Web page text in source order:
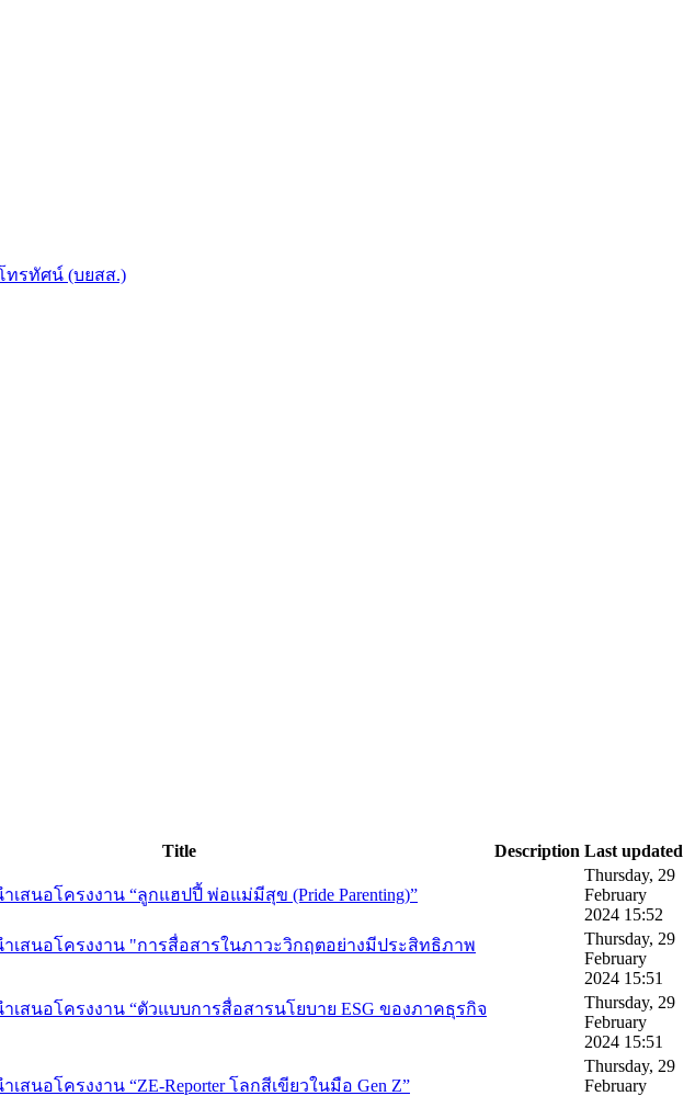
ทรทัศน์ (บยสส.)
Title Description Last updated
เสนอโครงงาน “ลูกแฮปปี้ พ่อแม่มีสุข (Pride Parenting)”
Thursday, 29
February
2024 15:52
เสนอโครงงาน "การสื่อสารในภาวะวิกฤตอย่างมีประสิทธิภาพ
Thursday, 29
February
2024 15:51
เสนอโครงงาน “ตัวแบบการสื่อสารนโยบาย ESG ของภาคธุรกิจ
Thursday, 29
February
2024 15:51
สนอโครงงาน “ZE-Reporter โลกสีเขียวในมือ Gen Z”
Thursday, 29
February